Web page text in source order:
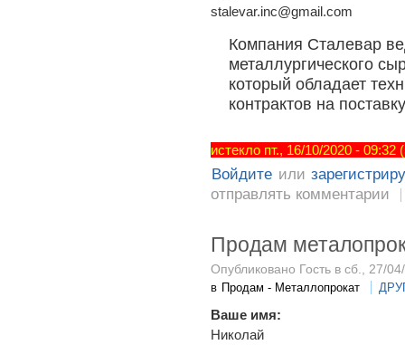
stalevar.inc@gmail.com
Компания Сталевар
металлургического
который обладает
контрактов на
истекло пт., 16/10/2020 -
Войдите или
отправлять комментарии
Продам
Опубликовано Гость в сб., 27/
в Продам - Металлопрокат
Ваше имя:
Николай